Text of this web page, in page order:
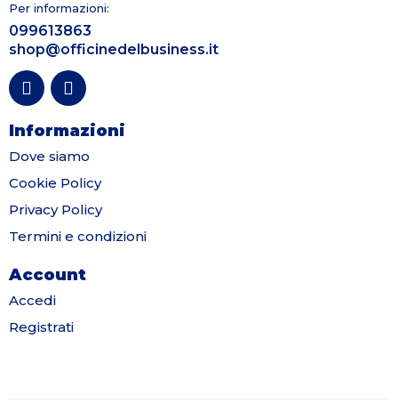
Per informazioni:
099613863
shop@officinedelbusiness.it
Informazioni
Dove siamo
Cookie Policy
Privacy Policy
Termini e condizioni
Account
Accedi
Registrati